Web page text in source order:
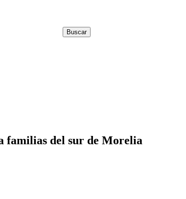
familias del sur de Morelia